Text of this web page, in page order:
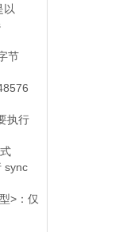
以
节
执行
sync
>：仅